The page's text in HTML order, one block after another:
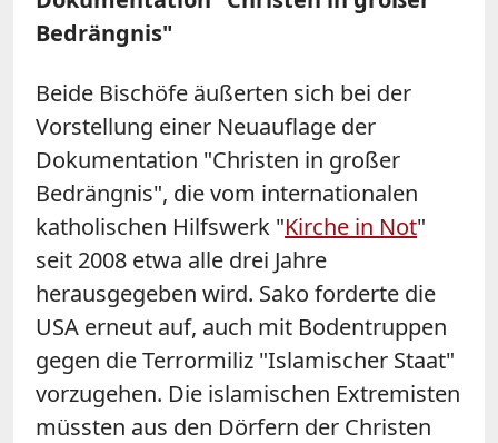
Bedrängnis"
Beide Bischöfe äußerten sich bei der
Vorstellung einer Neuauflage der
Dokumentation "Christen in großer
Bedrängnis", die vom internationalen
katholischen Hilfswerk "Kirche in Not"
seit 2008 etwa alle drei Jahre
herausgegeben wird. Sako forderte die
USA erneut auf, auch mit Bodentruppen
gegen die Terrormiliz "Islamischer Staat"
vorzugehen. Die islamischen Extremisten
müssten aus den Dörfern der Christen